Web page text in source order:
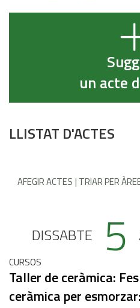
un acte
LLISTAT D'ACTES
AFEGIR ACTES TRIAR PER
DISSABTE 5
CURSOS
Taller de ceràmica:
ceràmica per